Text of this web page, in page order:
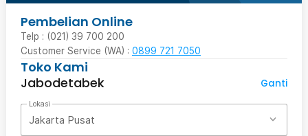
Pembelian Online
Telp : (021) 39 700 200
Customer Service (WA) : 0899 721 7050
Toko Kami
Jabodetabek
Ganti
Lokasi
Jakarta Pusat